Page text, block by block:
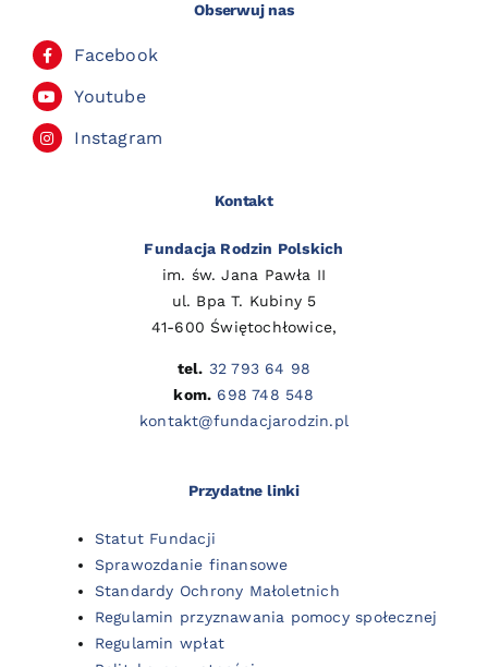
Obserwuj nas
Facebook
Youtube
Instagram
Kontakt
Fundacja Rodzin Polskich
im. św. Jana Pawła II
ul. Bpa T. Kubiny 5
41-600 Świętochłowice,
tel. 32 793 64 98
kom. 698 748 548
kontakt@fundacjarodzin.pl
Przydatne linki
Statut Fundacji
Sprawozdanie finansowe
Standardy Ochrony Małoletnich
Regulamin przyznawania pomocy społecznej
Regulamin wpłat